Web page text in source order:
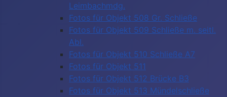
Leimbachmdg.
Fotos für Objekt 508 Gr. Schließe
Fotos für Objekt 509 Schließe m. seitl.
Abl.
Fotos für Objekt 510 Schließe A7
Fotos für Objekt 511
Fotos für Objekt 512 Brücke B3
Fotos für Objekt 513 Mündelschließe